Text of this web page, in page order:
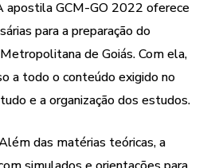
apostila GCM-GO 2022 oferece
para a preparação do
de Goiás. Com ela,
a todo o conteúdo exigido no
e a organização dos estudos.
das matérias teóricas, a